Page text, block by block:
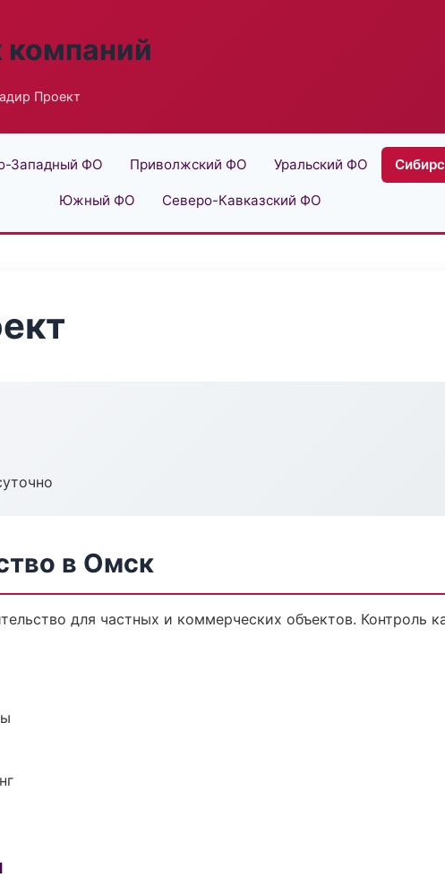
компаний
Проект
Западный ФО Приволжский ФО Уральский ФО
Южный ФО Северо-Кавказский ФО
в Омск
для частных и коммерческих объектов. Контроль